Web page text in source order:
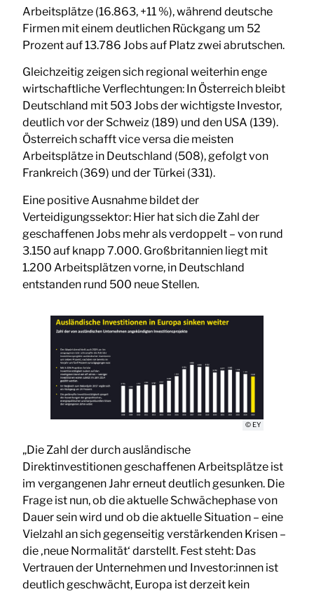
Arbeitsplätze (16.863, +11 %), während deutsche
Firmen mit einem deutlichen Rückgang um 52
Prozent auf 13.786 Jobs auf Platz zwei abrutschen.
Gleichzeitig zeigen sich regional weiterhin enge
wirtschaftliche Verflechtungen: In Österreich bleibt
Deutschland mit 503 Jobs der wichtigste Investor,
deutlich vor der Schweiz (189) und den USA (139).
Österreich schafft vice versa die meisten
Arbeitsplätze in Deutschland (508), gefolgt von
Frankreich (369) und der Türkei (331).
Eine positive Ausnahme bildet der
Verteidigungssektor: Hier hat sich die Zahl der
geschaffenen Jobs mehr als verdoppelt – von rund
3.150 auf knapp 7.000. Großbritannien liegt mit
1.200 Arbeitsplätzen vorne, in Deutschland
entstanden rund 500 neue Stellen.
© EY
„Die Zahl der durch ausländische
Direktinvestitionen geschaffenen Arbeitsplätze ist
im vergangenen Jahr erneut deutlich gesunken. Die
Frage ist nun, ob die aktuelle Schwächephase von
Dauer sein wird und ob die aktuelle Situation – eine
Vielzahl an sich gegenseitig verstärkenden Krisen –
die ‚neue Normalität‘ darstellt. Fest steht: Das
Vertrauen der Unternehmen und Investor:innen ist
deutlich geschwächt, Europa ist derzeit kein